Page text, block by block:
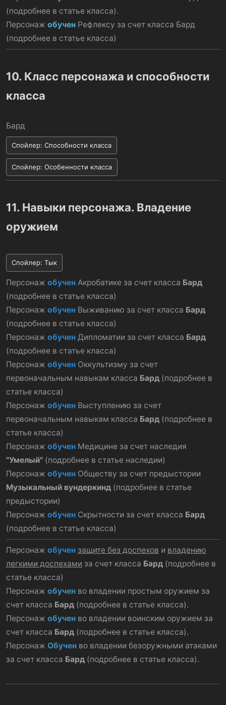
(подробнее в статье класса).
Персонаж обучен Рефлексу за счет класса Бард
(подробнее в статье класса)
10. Класс персонажа и способности
класса
Бард
Спойлер: Способности класса
Спойлер: Особенности класса
11. Навыки персонажа. Владение
оружием
Спойлер: Тык
Персонаж обучен Акробатике за счет класса Бард
(подробнее в статье класса)
Персонаж обучен Выживанию за счет класса Бард
(подробнее в статье класса)
Персонаж обучен Дипломатии за счет класса Бард
(подробнее в статье класса)
Персонаж обучен Оккультизму за счет
первоначальным навыкам класса Бард (подробнее в
статье класса)
Персонаж обучен Выступлению за счет
первоначальным навыкам класса Бард (подробнее в
статье класса)
Персонаж обучен Медицине за счет наследия
"Умелый" (подробнее в статье наследии)
Персонаж обучен Обществу за счет предыстории
Музыкальный вундеркинд (подробнее в статье
предыстории)
Персонаж обучен Скрытности за счет класса Бард
(подробнее в статье класса)
Персонаж обучен защите без доспехов и владению
легкими доспехами за счет класса Бард (подробнее в
статье класса)
Персонаж обучен во владении простым оружием за
счет класса Бард (подробнее в статье класса).
Персонаж обучен во владении воинским оружием за
счет класса Бард (подробнее в статье класса).
Персонаж Обучен во владении безоружными атаками
за счет класса Бард (подробнее в статье класса).